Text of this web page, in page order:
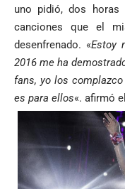
uno pidió, dos horas
canciones que el
desenfrenado. «Estoy
2016 me ha
fans, yo los
es para ellos«. afirmó